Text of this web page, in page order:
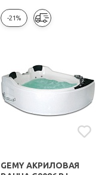
-21%
GEMY АКРИЛОВАЯ